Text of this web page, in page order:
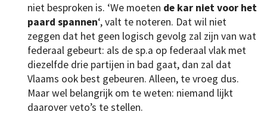
niet besproken is. ‘We moeten de kar niet voor het
paard spannen‘, valt te noteren. Dat wil niet
zeggen dat het geen logisch gevolg zal zijn van wat
federaal gebeurt: als de sp.a op federaal vlak met
diezelfde drie partijen in bad gaat, dan zal dat
Vlaams ook best gebeuren. Alleen, te vroeg dus.
Maar wel belangrijk om te weten: niemand lijkt
daarover veto’s te stellen.